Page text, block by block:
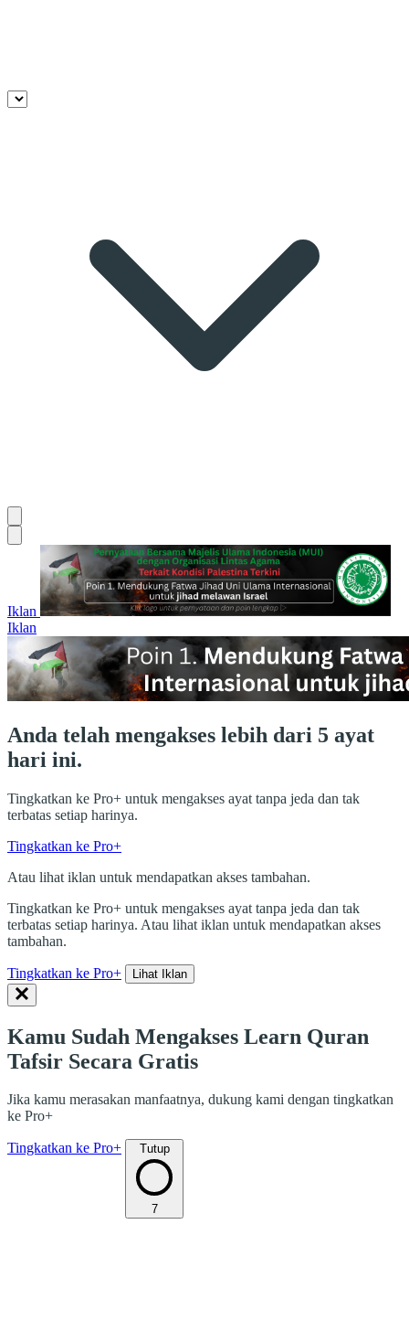
Iklan
Iklan
Anda telah mengakses lebih dari 5 ayat
hari ini.
Tingkatkan ke Pro+ untuk mengakses ayat tanpa jeda dan tak
terbatas setiap harinya.
Tingkatkan ke Pro+
Atau lihat iklan untuk mendapatkan akses tambahan.
Tingkatkan ke Pro+ untuk mengakses ayat tanpa jeda dan tak
terbatas setiap harinya. Atau lihat iklan untuk mendapatkan akses
tambahan.
Tingkatkan ke Pro+ Lihat Iklan
Kamu Sudah Mengakses Learn Quran
Tafsir Secara Gratis
Jika kamu merasakan manfaatnya, dukung kami dengan tingkatkan
ke Pro+
Tingkatkan ke Pro+ Tutup
7